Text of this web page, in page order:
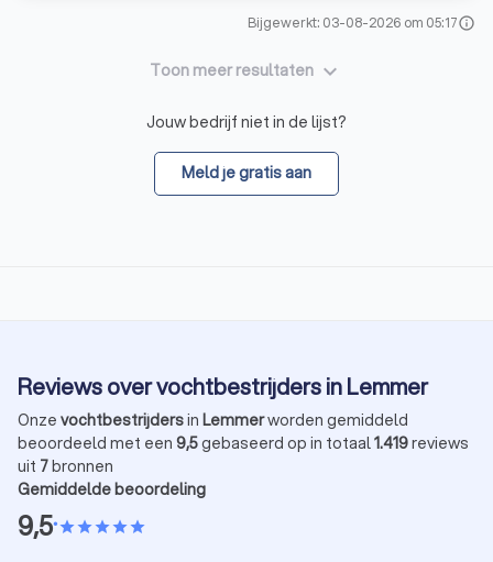
Bijgewerkt: 03-08-2026 om 05:17info
Toon meer resultaten keyboard_arrow_down
Jouw bedrijf niet in de lijst?
Meld je gratis aan
Reviews over vochtbestrijders in Lemmer
Onze vochtbestrijdersin Lemmerworden gemiddeld
beoordeeld met een 9,5gebaseerd op in totaal1.419reviews
uit 7bronnen
Gemiddelde beoordeling
9,5•starstarstarstarstar